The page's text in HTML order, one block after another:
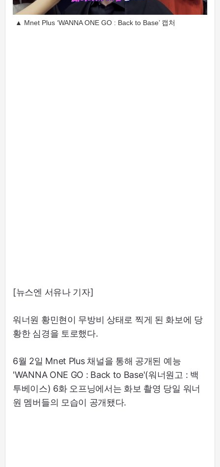
▲ Mnet Plus ‘WANNA ONE GO : Back to Base’ 캡처
[뉴스엔 서유나 기자]
워너원 황민현이 무방비 상태로 찍게 된 화보에 당
황한 심경을 토로했다.
6월 2일 Mnet Plus 채널을 통해 공개된 예능
'WANNA ONE GO : Back to Base'(워너원고 : 백
투베이스) 6화 오프닝에서는 화보 촬영 당일 워너
원 멤버들의 모습이 공개됐다.